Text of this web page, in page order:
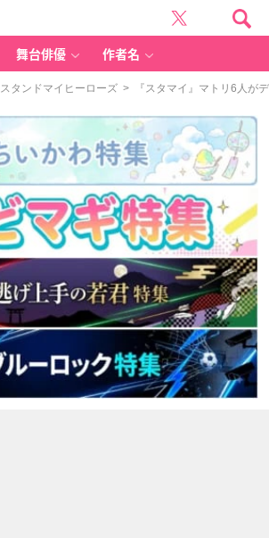
舞台俳優 作者名
スタンドマイヒーローズ > 『スタマイ』マトリ6人が